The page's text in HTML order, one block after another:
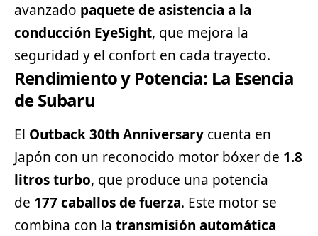
avanzado paquete de asistencia a la
conducción EyeSight, que mejora la
seguridad y el confort en cada trayecto.
Rendimiento y Potencia: La Esencia
de Subaru
El Outback 30th Anniversary cuenta en
Japón con un reconocido motor bóxer de 1.8
litros turbo, que produce una potencia
de 177 caballos de fuerza. Este motor se
combina con la transmisión automática